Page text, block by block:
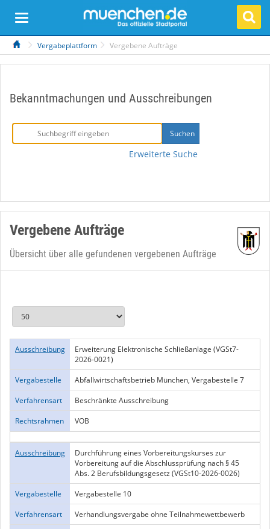
Vergabeplattform Vergebene Aufträge
Bekanntmachungen und Ausschreibungen
Erweiterte Suche
Vergebene Aufträge
Übersicht über alle gefundenen vergebenen Aufträge
Ausschreibung
Erweiterung Elektronische Schließanlage (VGSt7-
2026-0021)
Vergabestelle
Abfallwirtschaftsbetrieb München, Vergabestelle 7
Verfahrensart
Beschränkte Ausschreibung
Rechtsrahmen
VOB
Ausschreibung
Durchführung eines Vorbereitungskurses zur
Vorbereitung auf die Abschlussprüfung nach § 45
Abs. 2 Berufsbildungsgesetz (VGSt10-2026-0026)
Vergabestelle
Vergabestelle 10
Verfahrensart
Verhandlungsvergabe ohne Teilnahmewettbewerb